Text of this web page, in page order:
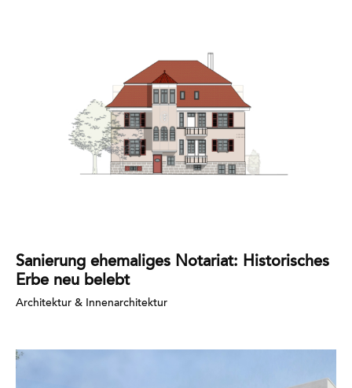
Sanierung ehemaliges Notariat: Historisches
Erbe neu belebt
Architektur & Innenarchitektur
Mehr